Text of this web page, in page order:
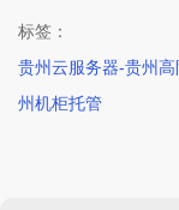
标签：
贵州云服务器-贵州
州机柜托管